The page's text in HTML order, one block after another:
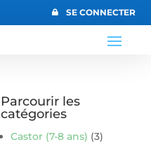
 SE CONNECTER
Parcourir les
catégories
Castor (7-8 ans) (3)